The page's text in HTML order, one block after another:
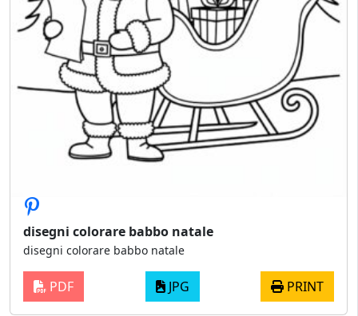
disegni colorare babbo natale
disegni colorare babbo natale
PDF JPG PRINT